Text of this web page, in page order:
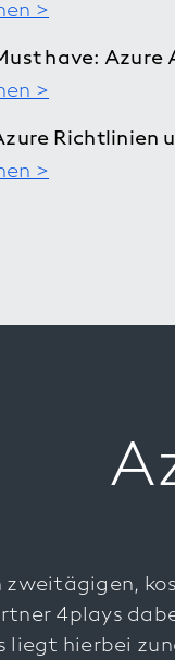
>
have: Azure
>
>
zweitägigen,
4plays
liegt hierbei